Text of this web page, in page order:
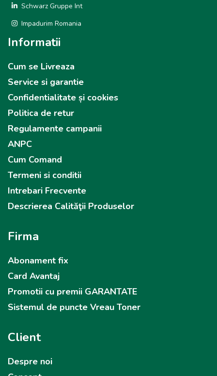
Schwarz Gruppe Int
Impadurim Romania
Informatii
Cum se Livreaza
Service si garantie
Confidentialitate și cookies
Politica de retur
Regulamente campanii
ANPC
Cum Comand
Termeni si conditii
Intrebari Frecvente
Descrierea Calităţii Produselor
Firma
Abonament fix
Card Avantaj
Promotii cu premii GARANTATE
Sistemul de puncte Vreau Toner
Client
Despre noi